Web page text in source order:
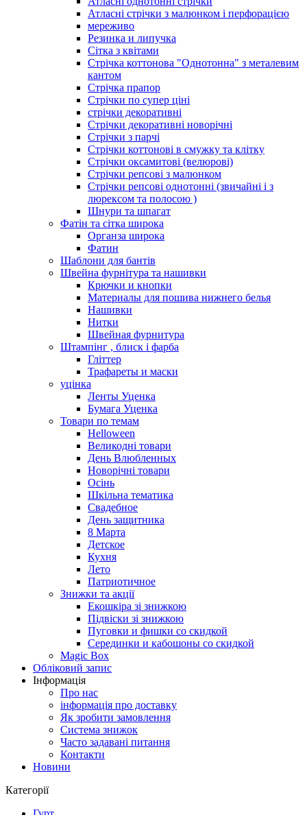
Атласні стрічки з малюнком і перфорацією
мереживо
Резинка и липучка
Сітка з квітами
Стрічка коттонова "Однотонна" з металевим
кантом
Стрічка прапор
Стрічки по супер ціні
стрічки декоративні
Стрічки декоративні новорічні
Стрічки з парчі
Стрічки коттонові в смужку та клітку
Стрічки оксамитові (велюрові)
Стрічки репсові з малюнком
Стрічки репсові однотонні (звичайні і з
люрексом та полосою )
Шнури та шпагат
Фатін та сітка широка
Органза широка
Фатин
Шаблони для бантів
Швейна фурнітура та нашивки
Крючки и кнопки
Материалы для пошива нижнего белья
Нашивки
Нитки
Швейная фурнитура
Штампінг , блиск і фарба
Гліттер
Трафареты и маски
уцінка
Ленты Уценка
Бумага Уценка
Товари по темам
Helloween
Великодні товари
День Влюбленных
Новорічні товари
Осінь
Шкільна тематика
Свадебное
День защитника
8 Марта
Детское
Кухня
Лето
Патриотичное
Знижки та акції
Екошкіра зі знижкою
Підвіски зі знижкою
Пуговки и фишки со скидкой
Серединки и кабошоны со скидкой
Magic Box
Обліковий запис
Інформація
Про нас
інформація про доставку
Як зробити замовлення
Система знижок
Часто задавані питання
Контакти
Новини
Категорії